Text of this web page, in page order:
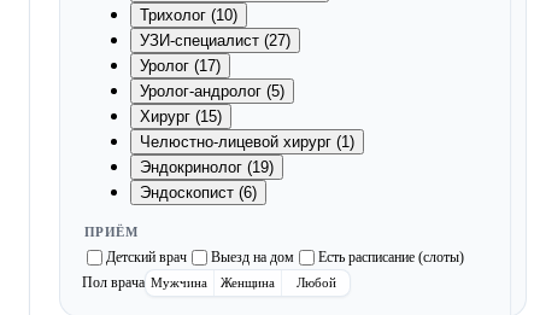
Трихолог (10)
УЗИ-специалист (27)
Уролог (17)
Уролог-андролог (5)
Хирург (15)
Челюстно-лицевой хирург (1)
Эндокринолог (19)
Эндоскопист (6)
ПРИЁМ
Детский врач Выезд на дом
Есть расписание (слоты)
Пол врача Мужчина Женщина Любой